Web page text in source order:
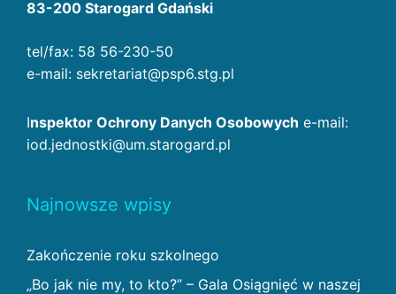
83-200 Starogard Gdański
tel/fax: 58 56-230-50
e-mail: sekretariat@psp6.stg.pl
Inspektor Ochrony Danych Osobowych e-mail:
iod.jednostki@um.starogard.pl
Najnowsze wpisy
Zakończenie roku szkolnego
„Bo jak nie my, to kto?” – Gala Osiągnięć w naszej